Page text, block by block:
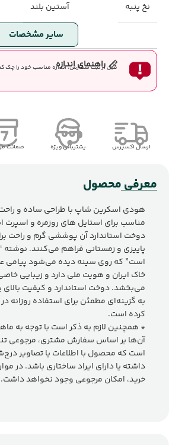
نخ پنبه آستین بلند
سایر مشخصات
راهنمای اندازه
قبل از ثبت سفارش، اندازه مناسب خود را چک
ارسال اکسپرس پشتیبانی ویژه ضمانت
معرفی محصول
هودی اسکرین شاپ با طراحی ساده و
مناسب برای استایل های روزمره و
دوخت استاندارد آن پوششی گرم و راحت
پاییزی و زمستانی فراهم می‌کنند.
است” که روی سینه دیده می‌شود پیامی
خاک ایران و هویت ملی دارد و زیبایی
می‌بخشد. دوخت استاندارد و کیفیت بالای
به گزینه‌ای مطمئن برای استفاده روزانه
کرده است.
* همچنین لازم به ذکر است با توجه به
آن‌ها بر اساس سفارش مشتری، مرجوعی
است که محصول با اطلاعات یا تصاویر
داشته یا دارای ایراد ساختاری باشد. در
خرید، امکان مرجوعی وجود نخواهد داشت.